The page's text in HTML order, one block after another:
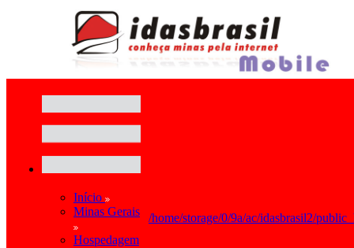
Início
Minas Gerais
Hospedagem
/home/storage/0/9a/ac/idasbrasil2/